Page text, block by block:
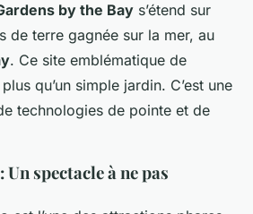
by the Bay s’étend sur
de terre gagnée sur la mer, au
. Ce site emblématique de
qu’un simple jardin. C’est une
technologies de pointe et de
spectacle à ne pas